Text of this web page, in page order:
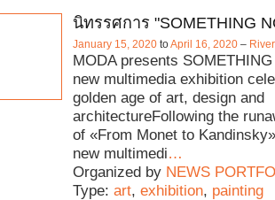
นิทรรศการ "SOMETHING
January 15, 2020 toApril 16, 2020 –
MODA presents
new multimedia exhibition
golden age of art, design and
architectureFollowing the
of «From Monet to
new multimedi…
Organized by NEWS
Type: art, exhibition, painting